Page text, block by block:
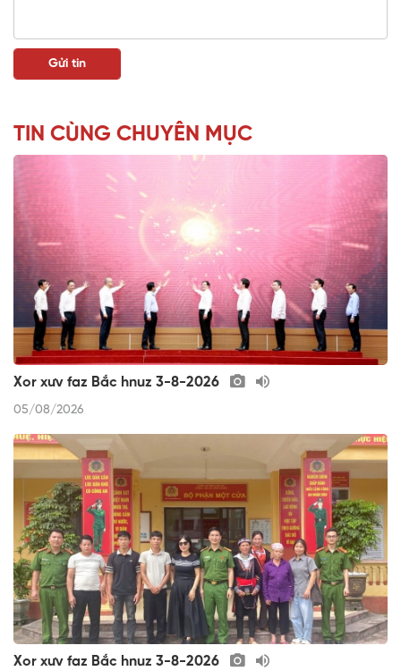
TIN CÙNG CHUYÊN MỤC
Xor xưv faz Bắc hnuz 3-8-2026
05/08/2026
Xor xưv faz Bắc hnuz 3-8-2026